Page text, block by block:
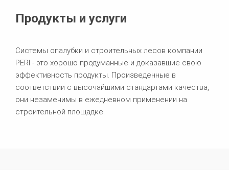
Продукты и услуги
Системы опалубки и строительных лесов компании
PERI - это хорошо продуманные и доказавшие свою
эффективность продукты. Произведенные в
соответствии с высочайшими стандартами качества,
они незаменимы в ежедневном применении на
строительной площадке.